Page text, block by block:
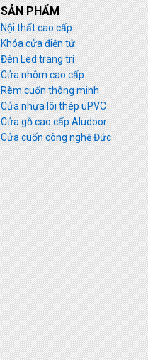
SẢN PHẨM
Nội thất cao cấp
Khóa cửa điện tử
Đèn Led trang trí
Cửa nhôm cao cấp
Rèm cuốn thông minh
Cửa nhựa lõi thép uPVC
Cửa gỗ cao cấp Aludoor
Cửa cuốn công nghệ Đức